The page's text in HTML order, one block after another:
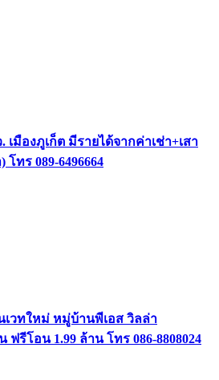
เมืองภูเก็ต มีรายได้จากค่าเช่า+เสา
ทร 089-6496664
เวทใหม่ หมู่บ้านพีเอส วิลล่า
ฟรีโอน 1.99 ล้าน โทร 086-8808024